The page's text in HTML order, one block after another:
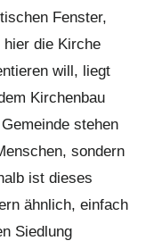
Fenster,
die Kirche
will, liegt
Kirchenbau
stehen
sondern
ist dieses
ähnlich, einfach
Siedlung